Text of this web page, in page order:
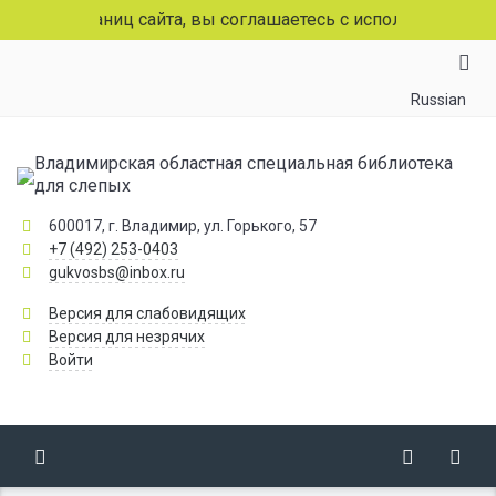
страниц сайта, вы соглашаетесь с использованием
Russian
Владимирская областная специальная библиотека
для слепых
600017, г. Владимир, ул. Горького, 57
+7 (492) 253-0403
gukvosbs@inbox.ru
Версия для слабовидящих
Версия для незрячих
Войти